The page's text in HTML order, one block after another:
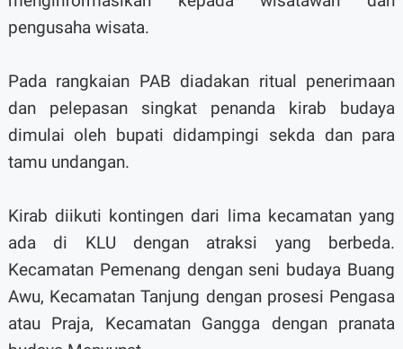
pengusaha wisata.
Pada rangkaian PAB diadakan ritual penerimaan
dan pelepasan singkat penanda kirab budaya
dimulai oleh bupati didampingi sekda dan para
tamu undangan.
Kirab diikuti kontingen dari lima kecamatan yang
ada di KLU dengan atraksi yang berbeda.
Kecamatan Pemenang dengan seni budaya Buang
Awu, Kecamatan Tanjung dengan prosesi Pengasa
atau Praja, Kecamatan Gangga dengan pranata